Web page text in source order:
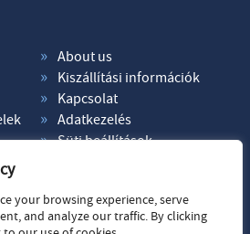
your browsing experience, serve
and analyze our traffic. By clicking
About us
Kiszállítási információk
Kapcsolat
Adatkezelés
Süti beállítások